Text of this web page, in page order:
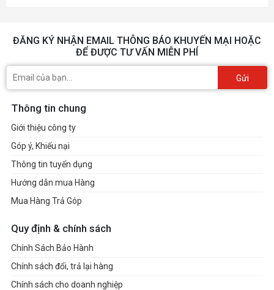
ĐĂNG KÝ NHẬN EMAIL THÔNG BÁO KHUYẾN MẠI HOẶC
ĐỂ ĐƯỢC TƯ VẤN MIỄN PHÍ
Gửi
Thông tin chung
Giới thiệu công ty
Góp ý, Khiếu nại
Thông tin tuyển dụng
Hướng dẫn mua Hàng
Mua Hàng Trả Góp
Quy định & chính sách
Chính Sách Bảo Hành
Chính sách đổi, trả lại hàng
Chính sách cho doanh nghiệp